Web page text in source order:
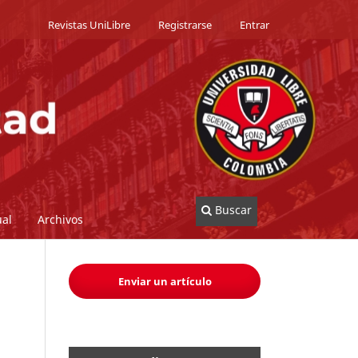
Archivos
Buscar
Revistas UniLibre Registrarse Entrar
Enviar un artículo